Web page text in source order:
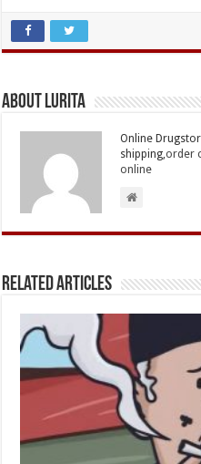
About Lurita
Online
shipping, order
online
Related Articles